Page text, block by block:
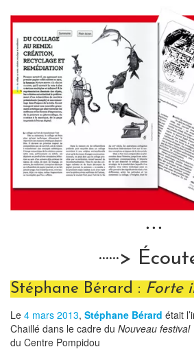
• • •
······>
Stéphane Bérard : Forte
Le 4 mars 2013, Stéphane Bérard était
Chaillé dans le cadre du Nouveau festival
du Centre Pompidou